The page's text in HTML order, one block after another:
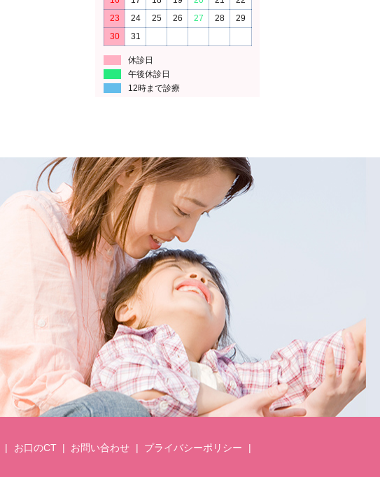
23
24 25 26 27 28
29
30
31
休診日
午後休診日
12時まで診療
お口のCT お問い合わせ
プライバシーポリシー